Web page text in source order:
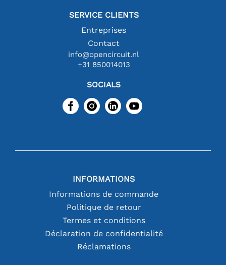
SERVICE CLIENTS
Entreprises
Contact
info@opencircuit.nl
+31 850014013
SOCIALS
INFORMATIONS
Informations de commande
Politique de retour
Termes et conditions
Déclaration de confidentialité
Réclamations